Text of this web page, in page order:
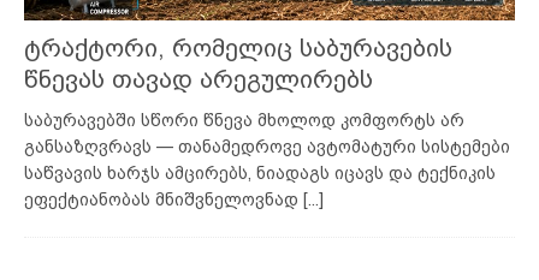
ტრაქტორი, რომელიც საბურავების
წნევას თავად არეგულირებს
საბურავებში სწორი წნევა მხოლოდ კომფორტს არ
განსაზღვრავს — თანამედროვე ავტომატური სისტემები
საწვავის ხარჯს ამცირებს, ნიადაგს იცავს და ტექნიკის
ეფექტიანობას მნიშვნელოვნად [...]